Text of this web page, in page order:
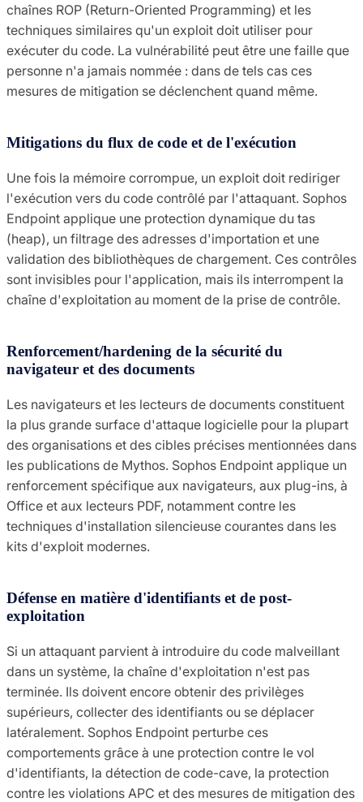
chaînes ROP (Return-Oriented Programming) et les
techniques similaires qu'un exploit doit utiliser pour
exécuter du code. La vulnérabilité peut être une faille que
personne n'a jamais nommée : dans de tels cas ces
mesures de mitigation se déclenchent quand même.
Mitigations du flux de code et de l'exécution
Une fois la mémoire corrompue, un exploit doit rediriger
l'exécution vers du code contrôlé par l'attaquant. Sophos
Endpoint applique une protection dynamique du tas
(heap), un filtrage des adresses d'importation et une
validation des bibliothèques de chargement. Ces contrôles
sont invisibles pour l'application, mais ils interrompent la
chaîne d'exploitation au moment de la prise de contrôle.
Renforcement/hardening de la sécurité du
navigateur et des documents
Les navigateurs et les lecteurs de documents constituent
la plus grande surface d'attaque logicielle pour la plupart
des organisations et des cibles précises mentionnées dans
les publications de Mythos. Sophos Endpoint applique un
renforcement spécifique aux navigateurs, aux plug-ins, à
Office et aux lecteurs PDF, notamment contre les
techniques d'installation silencieuse courantes dans les
kits d'exploit modernes.
Défense en matière d'identifiants et de post-
exploitation
Si un attaquant parvient à introduire du code malveillant
dans un système, la chaîne d'exploitation n'est pas
terminée. Ils doivent encore obtenir des privilèges
supérieurs, collecter des identifiants ou se déplacer
latéralement. Sophos Endpoint perturbe ces
comportements grâce à une protection contre le vol
d'identifiants, la détection de code-cave, la protection
contre les violations APC et des mesures de mitigation des